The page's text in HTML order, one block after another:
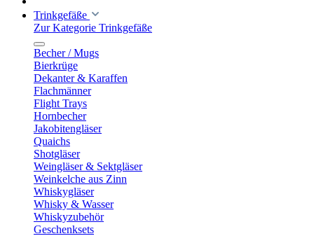
Trinkgefäße
Zur Kategorie Trinkgefäße
Becher / Mugs
Bierkrüge
Dekanter & Karaffen
Flachmänner
Flight Trays
Hornbecher
Jakobitengläser
Quaichs
Shotgläser
Weingläser & Sektgläser
Weinkelche aus Zinn
Whiskygläser
Whisky & Wasser
Whiskyzubehör
Geschenksets